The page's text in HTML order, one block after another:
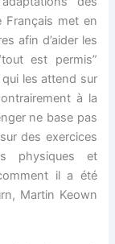
Français met en
afin d’aider les
est permis”
les attend sur
à la
ne base pas
des exercices
physiques et
il a été
Martin Keown